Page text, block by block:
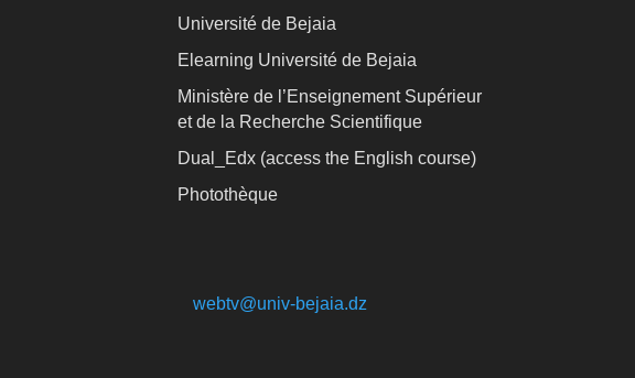
Université de Bejaia
Elearning Université de Bejaia
Ministère de l’Enseignement Supérieur
et de la Recherche Scientifique
Dual_Edx (access the English course)
Photothèque
webtv@univ-bejaia.dz